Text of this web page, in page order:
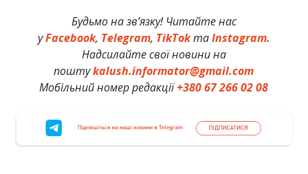
Будьмо на зв’язку! Читайте нас
уFacebook, Telegram, TikTokтаInstagram.
Надсилайте свої новини на
поштуkalush.informator@gmail.com
Мобільний номер редакції+380 67 266 02 08